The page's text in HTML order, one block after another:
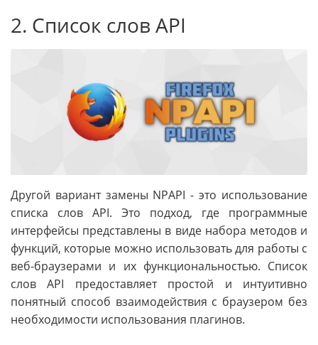
2. Список слов API
Другой вариант замены NPAPI - это использование
списка слов API. Это подход, где программные
интерфейсы представлены в виде набора методов и
функций, которые можно использовать для работы с
веб-браузерами и их функциональностью. Список
слов API предоставляет простой и интуитивно
понятный способ взаимодействия с браузером без
необходимости использования плагинов.